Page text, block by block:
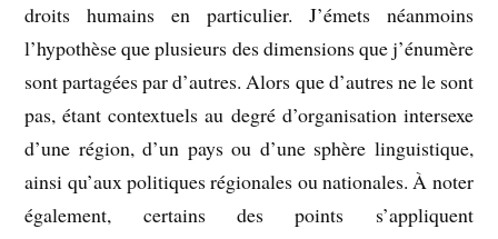
droits humains en particulier. J’émets néanmoins
l’hypothèse que plusieurs des dimensions que j’énumère
sont partagées par d’autres. Alors que d’autres ne le sont
pas, étant contextuels au degré d’organisation intersexe
d’une région, d’un pays ou d’une sphère linguistique,
ainsi qu’aux politiques régionales ou nationales. À noter
également, certains des points s’appliquent